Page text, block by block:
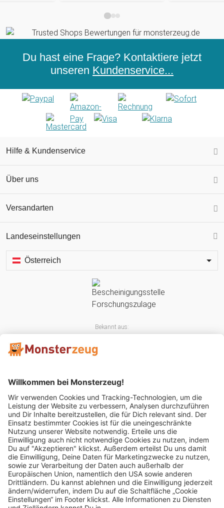
Du hast eine Frage? Kontaktiere jetzt
unseren Kundenservice...
Hilfe & Kundenservice
Über uns
Versandarten
Landeseinstellungen
Österreich
Bekannt aus:
Mitglied im: